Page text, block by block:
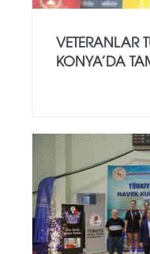
VETERANLAR
KONYA’DA